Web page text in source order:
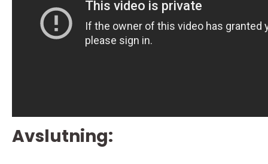
Avslutning: